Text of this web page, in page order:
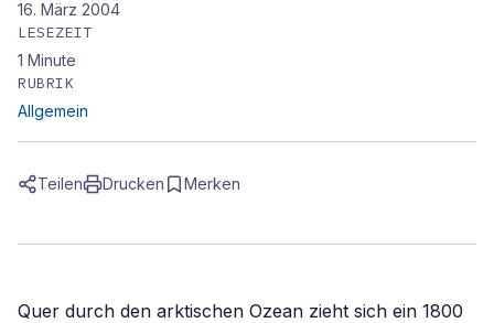
16. März 2004
LESEZEIT
1 Minute
RUBRIK
Allgemein
Teilen Drucken Merken
Quer durch den arktischen Ozean zieht sich ein 1800